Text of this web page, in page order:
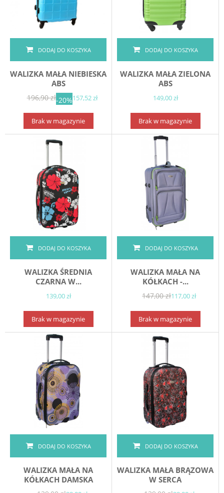
DODAJ DO KOSZYKA
WALIZKA MAŁA NIEBIESKA
ABS
196,90 zł-20%157,52 zł
Brak w magazynie
DODAJ DO KOSZYKA
WALIZKA MAŁA ZIELONA
ABS
149,00 zł
Brak w magazynie
DODAJ DO KOSZYKA
WALIZKA ŚREDNIA
CZARNA W...
139,00 zł
Brak w magazynie
DODAJ DO KOSZYKA
WALIZKA MAŁA NA
KÓŁKACH -...
147,00 zł117,00 zł
Brak w magazynie
DODAJ DO KOSZYKA
WALIZKA MAŁA NA
KÓŁKACH DAMSKA
DODAJ DO KOSZYKA
WALIZKA MAŁA BRĄZOWA
W SERCA